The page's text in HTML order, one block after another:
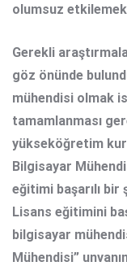
olumsuz
Gerekli
göz önünde
mühendisi olmak
tamamlanması
yükseköğretim
Bilgisayar
eğitimi başarılı
Lisans eğitimini
bilgisayar
Mühendisi”